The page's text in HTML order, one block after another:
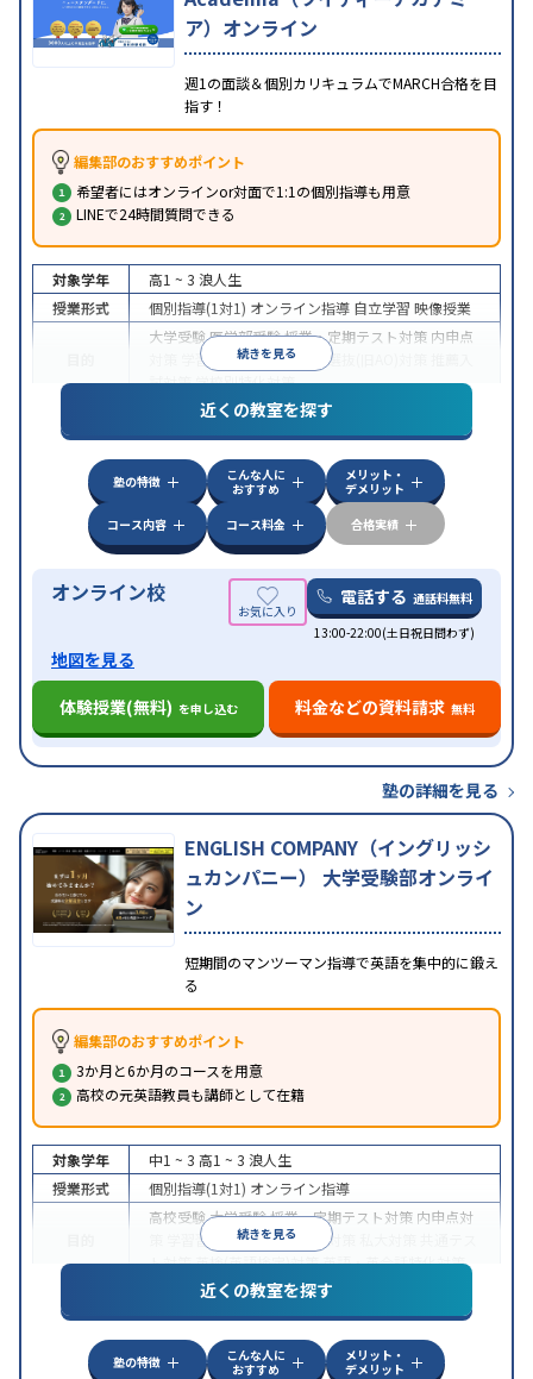
ア）オンライン
週1の面談＆個別カリキュラムでMARCH合格を目
指す！
編集部のおすすめポイント
希望者にはオンラインor対面で1:1の個別指導も用意
LINEで24時間質問できる
続きを見る
対象学年 高1 ~ 3 浪人生
授業形式
個別指導(1対1) オンライン指導 自立学習 映像授業
大学受験医学部受験授業・定期テスト対策 内申点
学習習慣の定着 総合型選抜(旧AO)対策
試対策学校別特化対策
特徴
中高一貫校生に対応授業の振替可能
学習にPC・タブレットを利用オンライン対応1
科目から受講可能
近くの教室を探す
塾の特徴
こんな人に
おすすめ
メリット・
デメリット
コース内容
コース料金 合格実績
オンライン校 電話する 通話料無料
13:00-22:00(土日祝日問わず)
地図を見る
体験授業(無料) を申し込む 料金などの資料請求 無料
塾の詳細を見る
ENGLISH COMPANY（イングリッシ
ュカンパニー） 大学受験部オンライ
ン
短期間のマンツーマン指導で英語を集中的に鍛え
る
編集部のおすすめポイント
3か月と6か月のコースを用意
高校の元英語教員も講師として在籍
続きを見る
対象学年 中1 ~ 3 高1 ~ 3 浪人生
授業形式
個別指導(1対1) オンライン指導
高校受験大学受験授業・定期テスト対策 内申点対
学習習慣の定着国公立大対策
ト対策英検(英語検定)対策英語・英会話特化対策
特徴
中高一貫校生に対応授業の振替可能
学習にPC・タブレットを利用オンライン対応1
科目から受講可能
近くの教室を探す
塾の特徴
こんな人に
おすすめ
メリット・
デメリット